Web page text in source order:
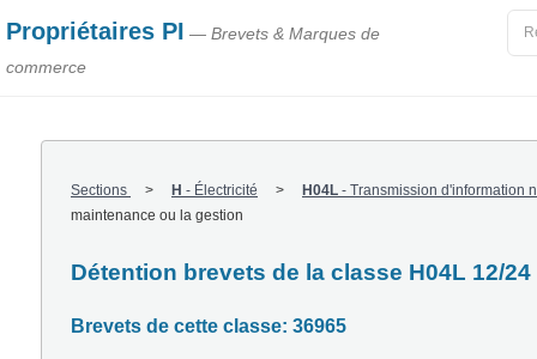
Propriétaires PI — Brevets & Marques de
commerce
Sections H - Électricité H04L - Transmission d'information
maintenance ou la gestion
Détention brevets de la classe H04L 12/24
Brevets de cette classe: 36965